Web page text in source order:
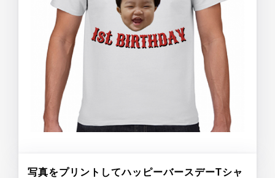
写真をプリントしてハッピーバースデーTシャ